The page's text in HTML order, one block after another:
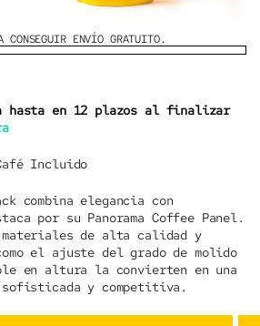
ENVÍO GRATUITO.
hasta en 12 plazos al finalizar
Incluido
combina elegancia con
por su Panorama Coffee Panel.
materiales de alta calidad y
el ajuste del grado de molido
en altura la convierten en una
sofisticada y competitiva.